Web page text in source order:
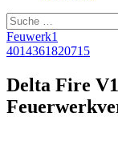
Suche
nach:
Feuwerk1
4014361820715
Delta Fire